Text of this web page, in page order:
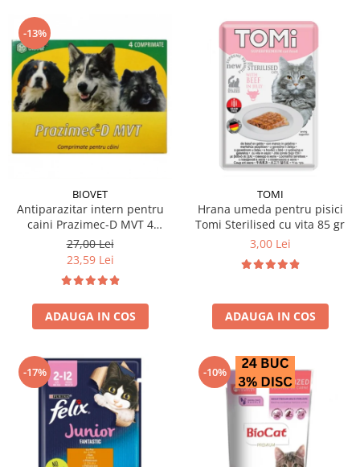
-13%
BIOVET
Antiparazitar intern pentru
caini Prazimec-D MVT 4
comprimate
27,00 Lei
23,59 Lei
ADAUGA IN COS
TOMI
Hrana umeda pentru pisici
Tomi Sterilised cu vita 85 gr
3,00 Lei
ADAUGA IN COS
-17% -10%